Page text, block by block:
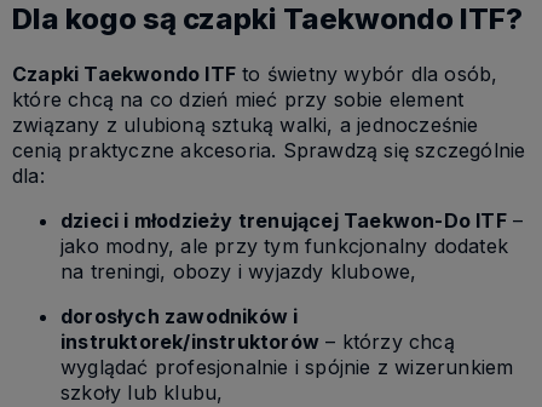
Dla kogo są czapki Taekwondo ITF?
Czapki Taekwondo ITF to świetny wybór dla osób,
które chcą na co dzień mieć przy sobie element
związany z ulubioną sztuką walki, a jednocześnie
cenią praktyczne akcesoria. Sprawdzą się szczególnie
dla:
dzieci i młodzieży trenującej Taekwon-Do ITF–
jako modny, ale przy tym funkcjonalny dodatek
na treningi, obozy i wyjazdy klubowe,
dorosłych zawodników i
instruktorek/instruktorów – którzy chcą
wyglądać profesjonalnie i spójnie z wizerunkiem
szkoły lub klubu,